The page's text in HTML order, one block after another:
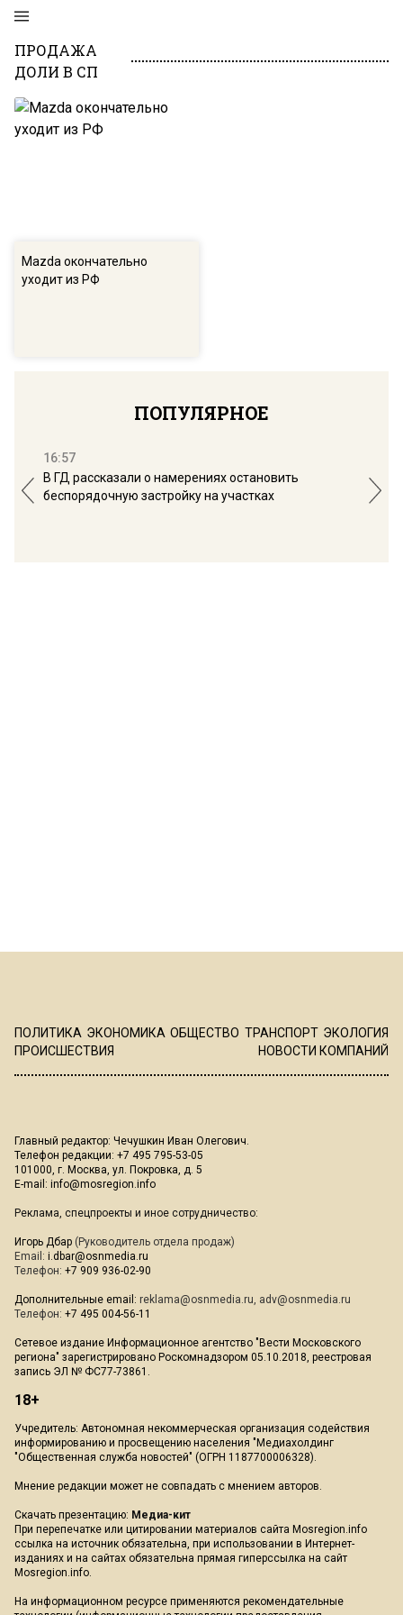
ПРОДАЖА
ДОЛИ В СП
Mazda окончательно
уходит из РФ
ПОПУЛЯРНОЕ
16:57
В ГД рассказали о намерениях остановить
беспорядочную застройку на участках
ПОЛИТИКА ЭКОНОМИКА ОБЩЕСТВО ТРАНСПОРТ ЭКОЛОГИЯ
ПРОИСШЕСТВИЯ
НОВОСТИ КОМПАНИЙ
Главный редактор: Чечушкин Иван Олегович.
Телефон редакции: +7 495 795-53-05
101000, г. Москва, ул. Покровка, д. 5
E-mail: info@mosregion.info
Реклама, спецпроекты и иное сотрудничество:
Игорь Дбар (Руководитель отдела продаж)
Email: i.dbar@osnmedia.ru
Телефон: +7 909 936-02-90
Дополнительные email: reklama@osnmedia.ru, adv@osnmedia.ru
Телефон: +7 495 004-56-11
Сетевое издание Информационное агентство "Вести Московского
региона" зарегистрировано Роскомнадзором 05.10.2018, реестровая
запись ЭЛ № ФС77-73861.
18+
Учредитель: Автономная некоммерческая организация содействия
информированию и просвещению населения "Медиахолдинг
"Общественная служба новостей" (ОГРН 1187700006328).
Мнение редакции может не совпадать с мнением авторов.
Скачать презентацию: Медиа-кит
При перепечатке или цитировании материалов сайта Mosregion.info
ссылка на источник обязательна, при использовании в Интернет-
изданиях и на сайтах обязательна прямая гиперссылка на сайт
Mosregion.info.
На информационном ресурсе применяются рекомендательные